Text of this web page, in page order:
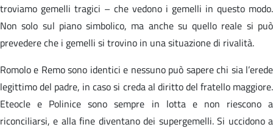
troviamo gemelli tragici – che vedono i gemelli in questo modo.
Non solo sul piano simbolico, ma anche su quello reale si può
prevedere che i gemelli si trovino in una situazione di rivalità.
Romolo e Remo sono identici e nessuno può sapere chi sia l’erede
legittimo del padre, in caso si creda al diritto del fratello maggiore.
Eteocle e Polinice sono sempre in lotta e non riescono a
riconciliarsi, e alla fine diventano dei supergemelli. Si uccidono a